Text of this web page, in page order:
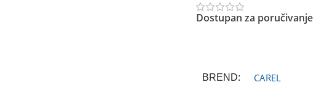
Dostupan za poručivanje
BREND CAREL